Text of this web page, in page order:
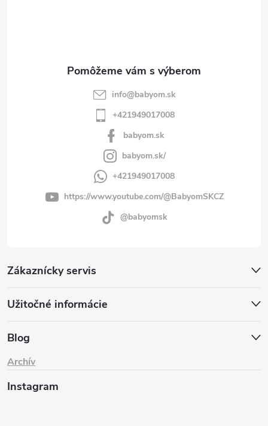
Zákaznícky servis
Užitočné informácie
Blog
Archív
info@babyom.sk
+421949017008
babyom.sk
babyom.sk/
+421949017008
https://www.youtube.com/@BabyomSKCZ
@babyomsk
Instagram